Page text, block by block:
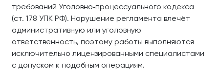
требований Уголовно‑процессуального кодекса
(ст. 178 УПК РФ). Нарушение регламента влечёт
административную или уголовную
ответственность, поэтому работы выполняются
исключительно лицензированными специалистами
с допуском к подобным операциям.